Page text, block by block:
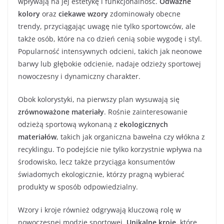
kolory oraz ciekawe wzory zdominowały obecne
trendy, przyciągając uwagę nie tylko sportowców, ale
także osób, które na co dzień cenią sobie wygodę i styl.
Popularność intensywnych odcieni, takich jak neonowe
barwy lub głębokie odcienie, nadaje odzieży sportowej
nowoczesny i dynamiczny charakter.
Obok kolorystyki, na pierwszy plan wysuwają się
zrównoważone materiały. Rośnie zainteresowanie
odzieżą sportową wykonaną z ekologicznych
materiałów, takich jak organiczna bawełna czy włókna z
recyklingu. To podejście nie tylko korzystnie wpływa na
środowisko, lecz także przyciąga konsumentów
świadomych ekologicznie, którzy pragną wybierać
produkty w sposób odpowiedzialny.
Wzory i kroje również odgrywają kluczową rolę w